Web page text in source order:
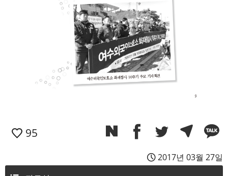
95
2017년 03월 27일